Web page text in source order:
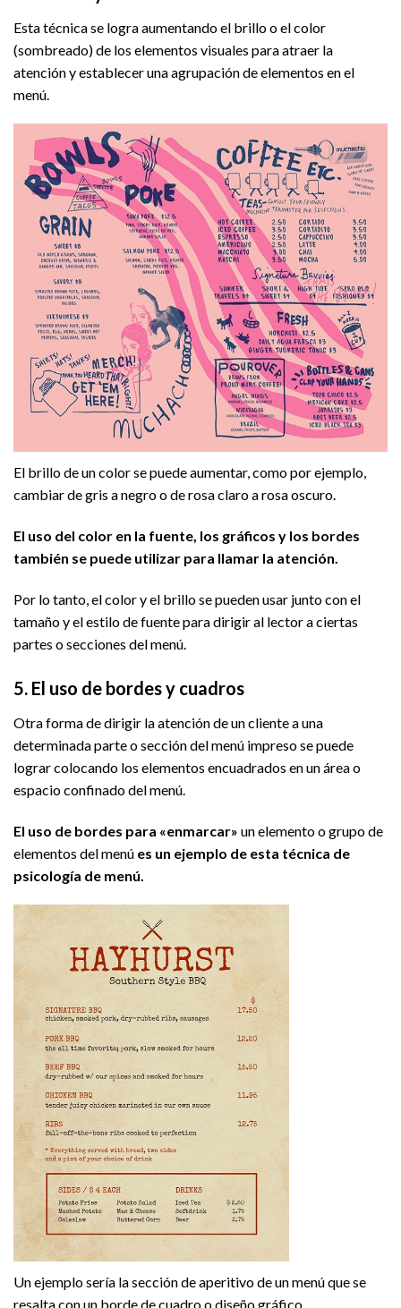
Esta técnica se logra aumentando el brillo o el color
(sombreado) de los elementos visuales para atraer la
atención y establecer una agrupación de elementos en el
menú.
El brillo de un color se puede aumentar, como por ejemplo,
cambiar de gris a negro o de rosa claro a rosa oscuro.
El uso del color en la fuente, los gráficos y los bordes
también se puede utilizar para llamar la atención.
Por lo tanto, el color y el brillo se pueden usar junto con el
tamaño y el estilo de fuente para dirigir al lector a ciertas
partes o secciones del menú.
5. El uso de bordes y cuadros
Otra forma de dirigir la atención de un cliente a una
determinada parte o sección del menú impreso se puede
lograr colocando los elementos encuadrados en un área o
espacio confinado del menú.
El uso de bordes para «enmarcar» un elemento o grupo de
elementos del menú es un ejemplo de esta técnica de
psicología de menú.
Un ejemplo sería la sección de aperitivo de un menú que se
resalta con un borde de cuadro o diseño gráfico.